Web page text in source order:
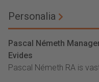
Personalia
Pascal Németh
Evides
Pascal Németh RA is